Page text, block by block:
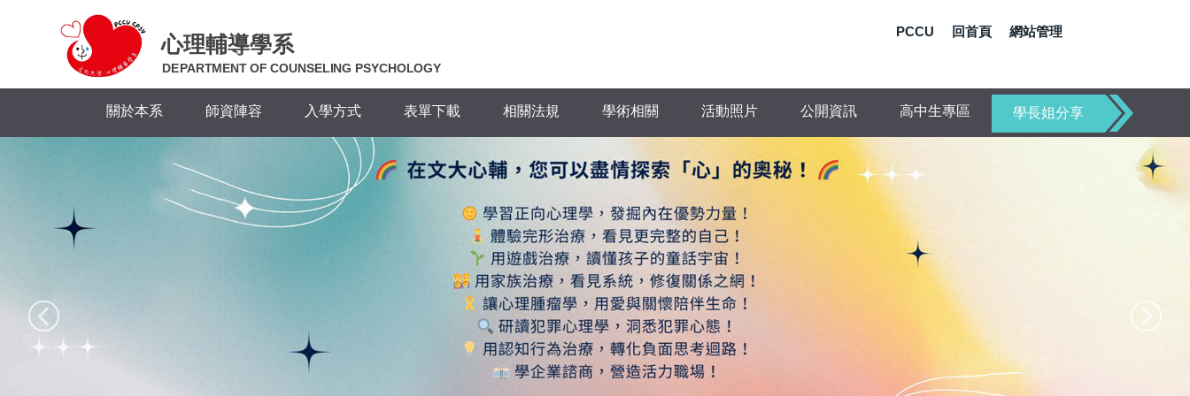
區
心理輔導學系
DEPARTMENT OF COUNSELING PSYCHOLOGY
PCCU 回首頁 網站管理
關於本系 師資陣容 入學方式 表單下載 相關法規 學術相關 活動照片 公開資訊 高中生專區 學長姐分享